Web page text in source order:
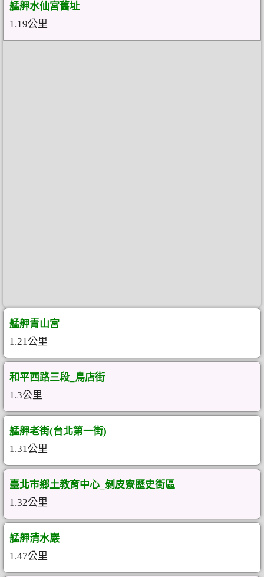
艋舺水仙宮舊址
1.19公里
艋舺青山宮
1.21公里
和平西路三段_鳥店街
1.3公里
艋舺老街(台北第一街)
1.31公里
臺北市鄉土教育中心_剝皮寮歷史街區
1.32公里
艋舺清水巖
1.47公里